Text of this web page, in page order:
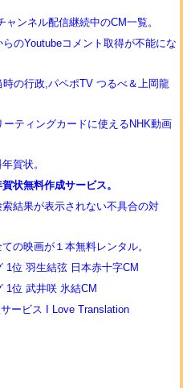
ンネル配信継続中のCM一覧。
のYoutubeコメント取得が不能にな
の行政,パペポTV つるべ＆上岡龍
ティングカードに使えるNHK動画
賀状。
状無料作成サービス。
結果が表示されない不具合の対
の映画が１本無料レンタル。
1位 羽生結弦 日本赤十字CM
1位 武井咲 氷結CM
ービス I Love Translation